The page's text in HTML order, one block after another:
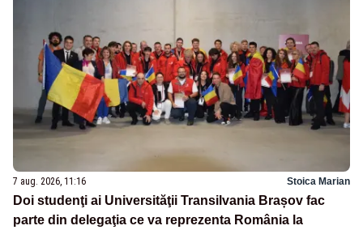
7 aug. 2026, 11:16 Stoica Marian
Doi studenţi ai Universităţii Transilvania Brașov fac
parte din delegaţia ce va reprezenta România la